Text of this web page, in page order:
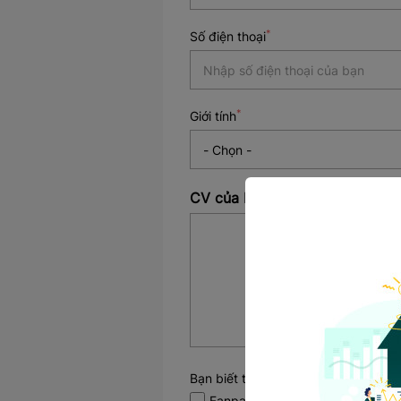
Số điện thoại*
Giới tính*
CV của bạn
Click hoặc kéo file
(tối đa
Bạn biết tin tuyển dụng qua kênh